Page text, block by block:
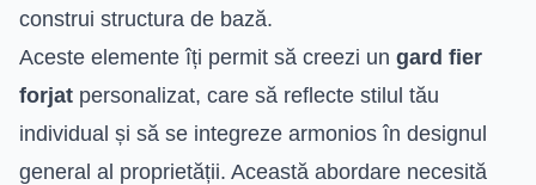
construi structura de bază.
Aceste elemente îți permit să creezi un gard fier
forjat personalizat, care să reflecte stilul tău
individual și să se integreze armonios în designul
general al proprietății. Această abordare necesită